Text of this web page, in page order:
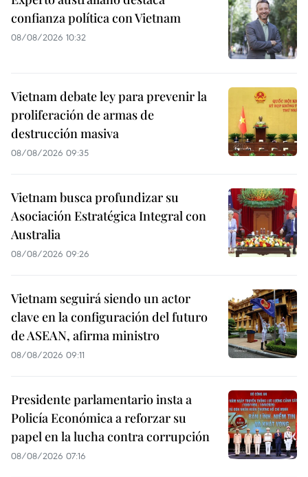
confianza política con Vietnam
08/08/2026 10:32
Vietnam debate ley para prevenir la
proliferación de armas de
destrucción masiva
08/08/2026 09:35
Vietnam busca profundizar su
Asociación Estratégica Integral con
Australia
08/08/2026 09:26
Vietnam seguirá siendo un actor
clave en la configuración del futuro
de ASEAN, afirma ministro
08/08/2026 09:11
Presidente parlamentario insta a
Policía Económica a reforzar su
papel en la lucha contra corrupción
08/08/2026 07:16